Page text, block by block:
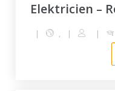
Elektricien –
| , | |